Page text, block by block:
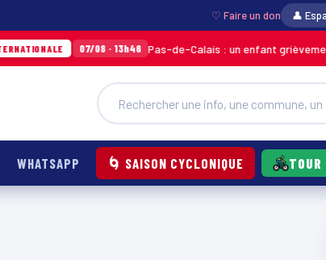
♡ Faire un don 👤
07/08 · 13h46 Pas-de-Calais : un enfant grièvement brûlé
WHATSAPP 🌀 SAISON CYCLONIQUE